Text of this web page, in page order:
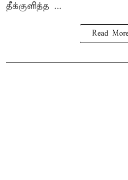
தீக்குளித்த ...
Read